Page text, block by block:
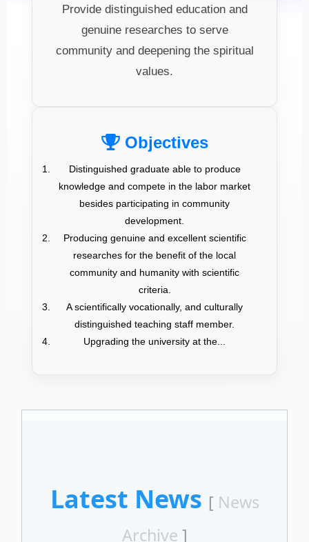
Provide distinguished education and
genuine researches to serve
community and deepening the spiritual
values.
Objectives
Distinguished graduate able to produce
knowledge and compete in the labor market
besides participating in community
development.
Producing genuine and excellent scientific
researches for the benefit of the local
community and humanity with scientific
criteria.
A scientifically vocationally, and culturally
distinguished teaching staff member.
Upgrading the university at the...
Latest News [ News
Archive ]